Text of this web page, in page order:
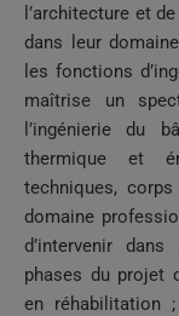
l’architecture et
dans leur
les fonctions
maîtrise un
l’ingénierie du
thermique et
techniques,
domaine
d’intervenir
phases du projet
en réhabilitation